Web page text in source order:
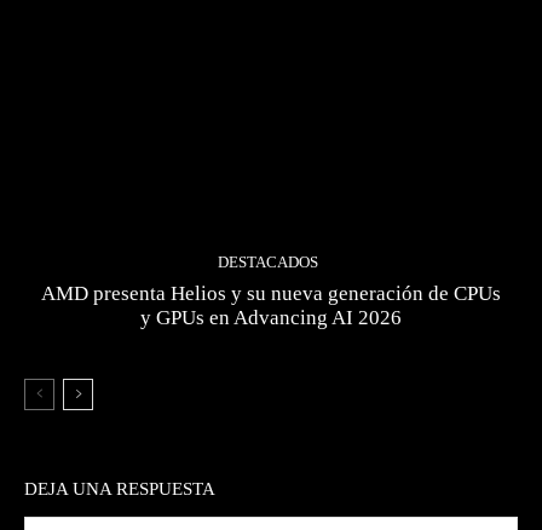
DESTACADOS
AMD presenta Helios y su nueva generación de CPUs
y GPUs en Advancing AI 2026
DEJA UNA RESPUESTA